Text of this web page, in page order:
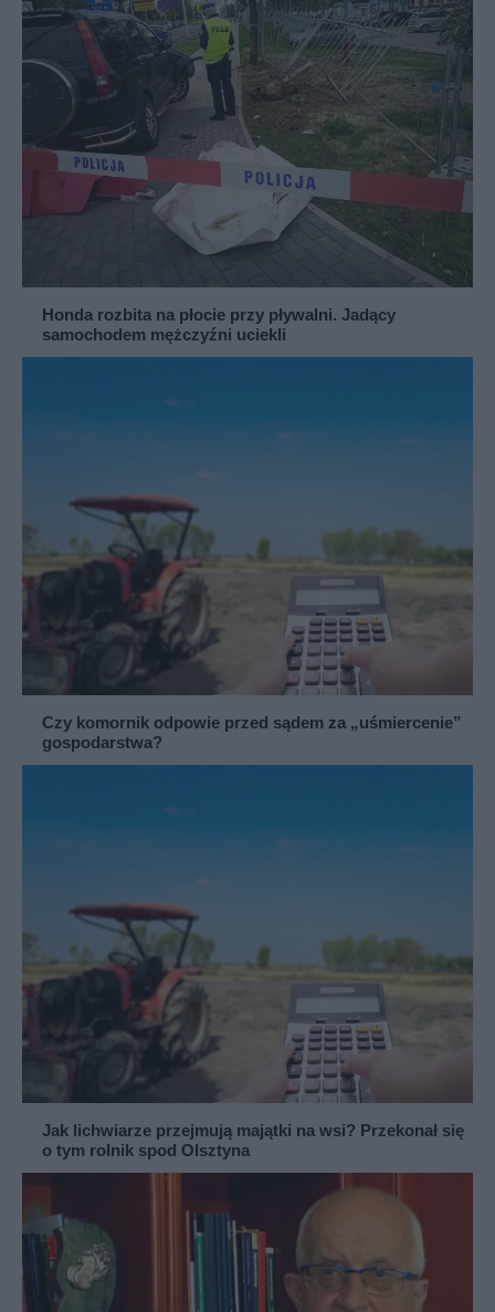
Honda rozbita na płocie przy pływalni. Jadący
samochodem mężczyźni uciekli
Czy komornik odpowie przed sądem za „uśmiercenie”
gospodarstwa?
Jak lichwiarze przejmują majątki na wsi? Przekonał się
o tym rolnik spod Olsztyna